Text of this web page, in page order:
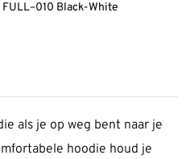
FULL–010 Black-White
als je op weg bent naar je
hoodie houd je